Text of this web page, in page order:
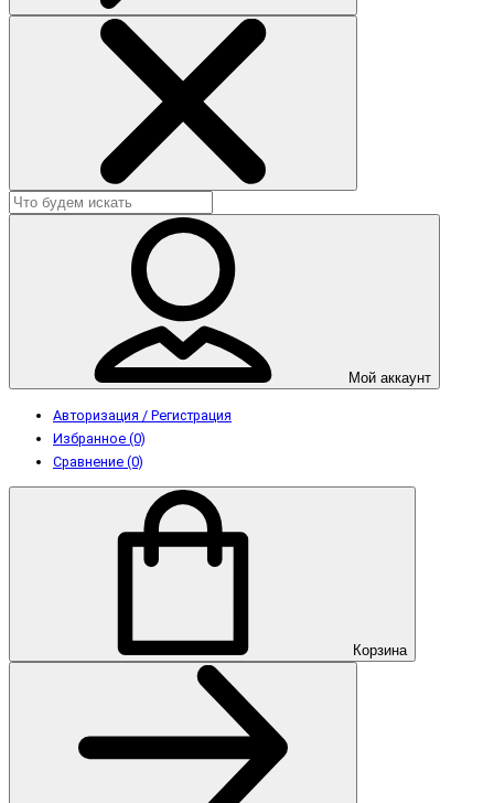
Мой аккаунт
Авторизация / Регистрация
Избранное (0)
Сравнение (0)
Корзина